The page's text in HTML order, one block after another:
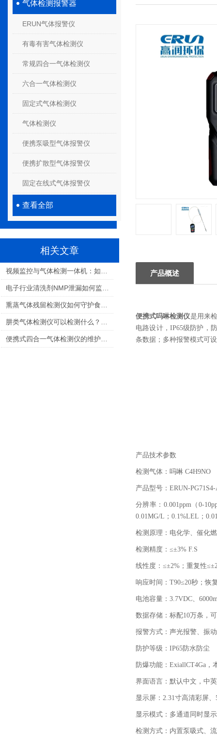
气体检测报警器
ERUN气体报警仪
有毒有害气体检测仪
常规四合一气体检测仪
六合一气体检测仪
固定式气体检测仪
气体检测仪
便携泵吸型气体报警仪
便携扩散型气体报警仪
固定在线式气体报警仪
查看全部
相关文章
产品概述
便携式吗啉检测仪是用来
电路设计， IP65级防护，
条数据；多种报警模式可
产品技术参数
检测气体：吗啉 C4H9NO
产品型号： ERUN-PG71S4-
分辨率： 0.001ppm（ 0-
0.01MG/L ； 0.1%LEL ；
检测原理： 电化学、催化
检测精度：≤±3% F.S
线性度：≤±2% ；重复性≤±
响应时间： T90≤20秒；恢
电池容量： 3.7VDC、
数据存储：标配10万条，
报警方式：声光报警、振
防护等级： IP65防水防尘
防爆功能： ExiallCT4Ga ，
界面语言：默认中文，中
显示屏： 2.31寸高清彩屏、
显示模式：多通道同时显
检测方式：内置泵吸式、